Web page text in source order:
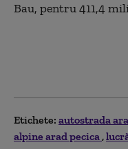
Bau, pentru 411,4
Etichete: autostrada
alpine arad pecica